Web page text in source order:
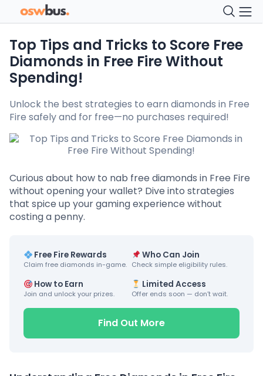
Top Tips and Tricks to Score Free
Diamonds in Free Fire Without
Spending!
Unlock the best strategies to earn diamonds in Free
Fire safely and for free—no purchases required!
Curious about how to nab free diamonds in Free Fire
without opening your wallet? Dive into strategies
that spice up your gaming experience without
costing a penny.
Free Fire Rewards
Claim free diamonds in-game.
Who Can Join
Check simple eligibility rules.
How to Earn
Join and unlock your prizes.
Limited Access
Offer ends soon — don’t wait.
Find Out More